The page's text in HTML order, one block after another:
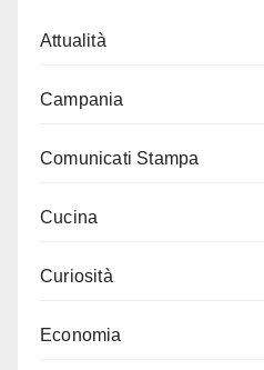
Attualità
Campania
Comunicati Stampa
Cucina
Curiosità
Economia